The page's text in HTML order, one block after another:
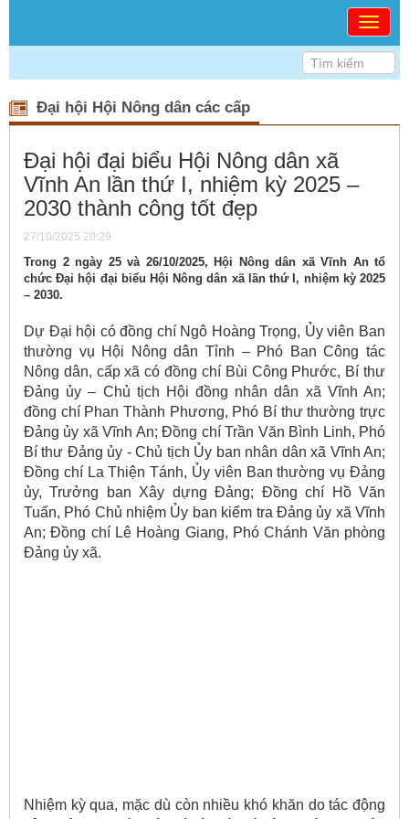
<<< DÂN CHỦ -
Đại hội Hội Nông dân các cấp
Đại hội đại biểu Hội Nông dân xã
Vĩnh An lần thứ I, nhiệm kỳ 2025 –
2030 thành công tốt đẹp
27/10/2025 20:29
Trong 2 ngày 25 và 26/10/2025, Hội Nông dân xã Vĩnh An tổ
chức Đại hội đại biểu Hội Nông dân xã lần thứ I, nhiệm kỳ 2025
– 2030.
Dự Đại hội có đồng chí Ngô Hoàng Trọng, Ủy viên Ban
thường vụ Hội Nông dân Tỉnh – Phó Ban Công tác
Nông dân, cấp xã có đồng chí Bùi Công Phước, Bí thư
Đảng ủy – Chủ tịch Hội đồng nhân dân xã Vĩnh An;
đồng chí Phan Thành Phương, Phó Bí thư thường trực
Đảng ủy xã Vĩnh An; Đồng chí Trần Văn Bình Linh, Phó
Bí thư Đảng ủy - Chủ tịch Ủy ban nhân dân xã Vĩnh An;
Đồng chí La Thiện Tánh, Ủy viên Ban thường vụ Đảng
ủy, Trưởng ban Xây dựng Đảng; Đồng chí Hồ Văn
Tuấn, Phó Chủ nhiệm Ủy ban kiểm tra Đảng ủy xã Vĩnh
An; Đồng chí Lê Hoàng Giang, Phó Chánh Văn phòng
Đảng ủy xã.
Nhiệm kỳ qua, mặc dù còn nhiều khó khăn do tác động